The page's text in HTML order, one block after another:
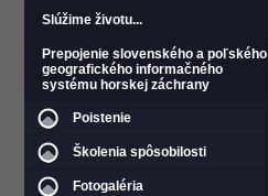
Slúžime životu...
Prepojenie slovenského a poľského
geografického informačného
systému horskej záchrany
Poistenie
Školenia spôsobilosti
Fotogaléria